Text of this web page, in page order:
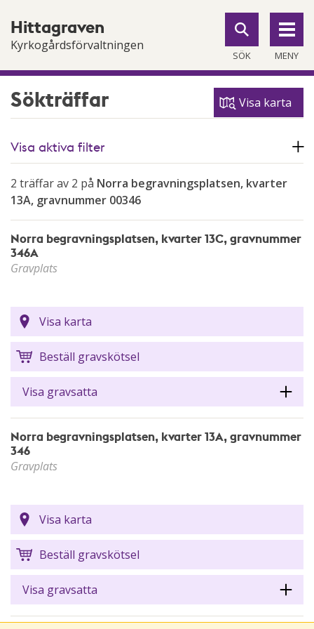
navigationen
innehållet
Hittagraven
Kyrkogårdsförvaltningen
SÖK MENY
Sökträffar Visa karta
Visa aktiva filter
2 träffar av 2 på Norra begravningsplatsen, kvarter
13A, gravnummer 00346
Norra begravningsplatsen, kvarter 13C, gravnummer
346A
Gravplats
Visa karta
Beställ gravskötsel
Visa gravsatta
Norra begravningsplatsen, kvarter 13A, gravnummer
346
Gravplats
Visa karta
Beställ gravskötsel
Visa gravsatta